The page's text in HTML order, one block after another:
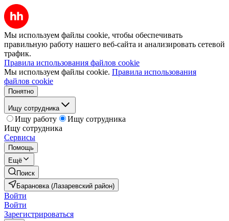
Мы используем файлы cookie, чтобы обеспечивать
правильную работу нашего веб-сайта и анализировать сетевой
трафик.
Правила использования файлов cookie
Мы используем файлы cookie. Правила использования
файлов cookie
Понятно
Ищу сотрудника
Ищу работу
Ищу сотрудника
Ищу сотрудника
Сервисы
Помощь
Ещё
Поиск
Барановка (Лазаревский район)
Войти
Войти
Зарегистрироваться